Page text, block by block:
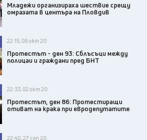
Младежи организираха шествие срещу
омразата в центъра на Пловдив
22:15, 09 окт 20
Протестът - ден 93: Сблъсъци между
полицаи и граждани пред БНТ
22:33, 02 окт 20
Протестът, ден 86: Протестиращи
отиват на крака при евродепутатите
22:40, 27 сеп 20